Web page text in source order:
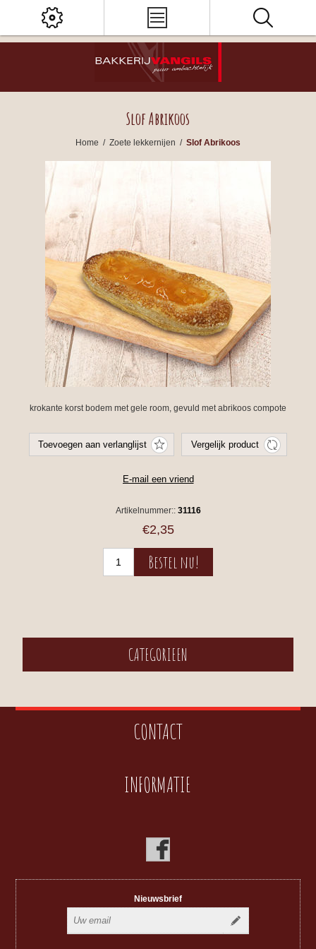
Slof Abrikoos
Home / Zoete lekkernijen / Slof Abrikoos
krokante korst bodem met gele room, gevuld met abrikoos compote
Artikelnummer:: 31116
€2,35
CATEGORIEEN
CONTACT
INFORMATIE
Nieuwsbrief